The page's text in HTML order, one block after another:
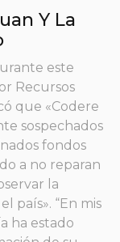
Y La
este
Recursos
que «Codere
sospechados
fondos
a no reparan
la
país». “En mis
ha estado